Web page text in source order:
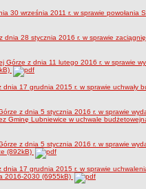
30 września 2011 r. w sprawie powołania
dnia 28 stycznia 2016 r. w sprawie
Górze z dnia 11 lutego 2016 r. w sprawie
17 grudnia 2015 r. w sprawie uchwały
z dnia 5 stycznia 2016 r. w sprawie
Gminę Lubniewice w uchwale
z dnia 5 stycznia 2016 r. w sprawie
(892kB)
dnia 17 grudnia 2015 r. w sprawie
2016-2030 (6955kB)